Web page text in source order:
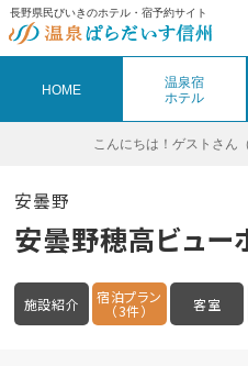
長野県民びいきのホテル・宿予約サイト
HOME
温泉宿
ホテル
こんにちは！ ゲストさん（
安曇野
安曇野穂高ビュー
施設紹介 宿泊プラン
（3件） 客室